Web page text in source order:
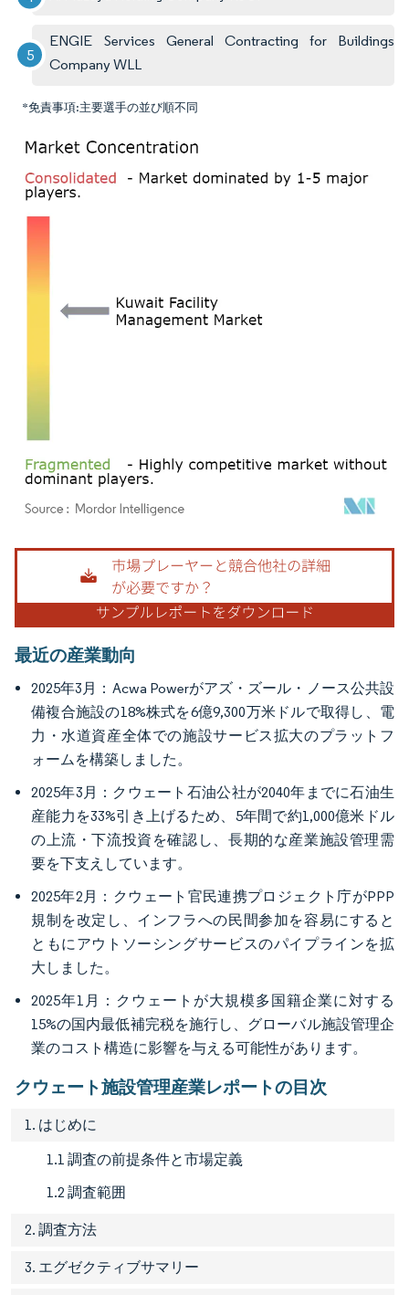
ENGIE Services General Contracting for Buildings
Company WLL
*免責事項:主要選手の並び順不同
画像 © Mordor Intelligence。再利用にはCC BY 4.0の表示が必要です。
最近の産業動向
2025年3月：Acwa Powerがアズ・ズール・ノース公共設
備複合施設の18%株式を6億9,300万米ドルで取得し、電
力・水道資産全体での施設サービス拡大のプラットフ
ォームを構築しました。
2025年3月：クウェート石油公社が2040年までに石油生
産能力を33%引き上げるため、5年間で約1,000億米ドル
の上流・下流投資を確認し、長期的な産業施設管理需
要を下支えしています。
2025年2月：クウェート官民連携プロジェクト庁がPPP
規制を改定し、インフラへの民間参加を容易にすると
ともにアウトソーシングサービスのパイプラインを拡
大しました。
2025年1月：クウェートが大規模多国籍企業に対する
15%の国内最低補完税を施行し、グローバル施設管理企
業のコスト構造に影響を与える可能性があります。
クウェート施設管理産業レポートの目次
1. はじめに
1.1 調査の前提条件と市場定義
1.2 調査範囲
2. 調査方法
3. エグゼクティブサマリー